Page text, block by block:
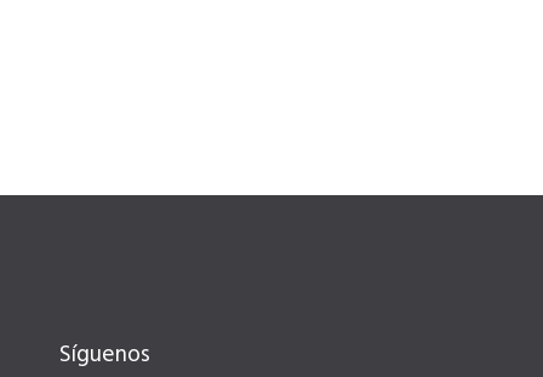
Síguenos